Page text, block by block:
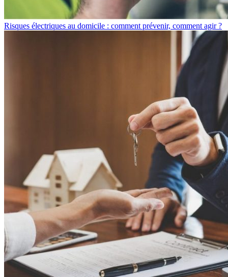
Risques électriques au domicile : comment prévenir, comment agir ?